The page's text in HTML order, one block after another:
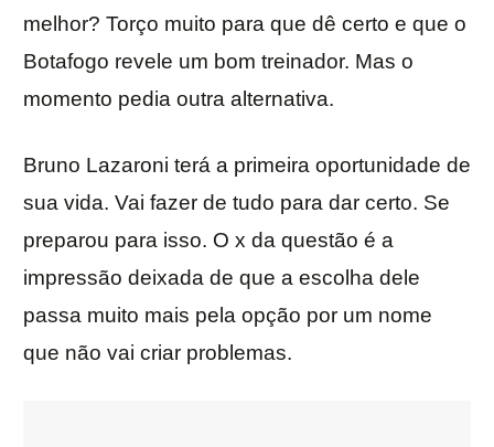
melhor? Torço muito para que dê certo e que o
Botafogo revele um bom treinador. Mas o
momento pedia outra alternativa.
Bruno Lazaroni terá a primeira oportunidade de
sua vida. Vai fazer de tudo para dar certo. Se
preparou para isso. O x da questão é a
impressão deixada de que a escolha dele
passa muito mais pela opção por um nome
que não vai criar problemas.